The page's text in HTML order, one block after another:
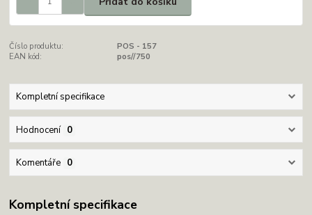
Číslo produktu:
POS - 157
EAN kód:
pos//750
Kompletní specifikace
Hodnocení 0
Komentáře 0
Kompletní specifikace